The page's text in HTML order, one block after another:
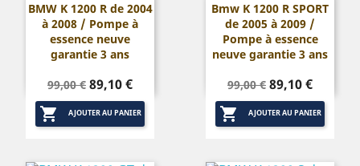
BMW K 1200 R de 2004
à 2008 / Pompe à
essence neuve
garantie 3 ans
Prix
de
base
99,00 € Prix
89,10 €
 AJOUTER AU PANIER
Bmw K 1200 R SPORT
de 2005 à 2009 /
Pompe à essence
neuve garantie 3 ans
Prix
de
base
99,00 € Prix
89,10 €
 AJOUTER AU PANIER